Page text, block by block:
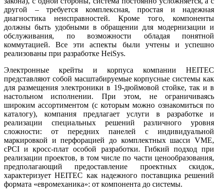
другой – требуется комплексная, простая и надежная
диагностика неисправностей. Кроме того, компоненты
должны быть удобными в обращении для модернизации и
обслуживания, по возможности обладая понятной
коммутацией. Все эти аспекты были учтены и успешно
реализованы при разработке HeiSys.
Электронные крейты и корпуса компании HEITEC
представляют собой масштабируемые корпусные системы как
для размещения электроники в 19‑дюймовой стойке, так и в
настольном исполнении. При этом, не ограничиваясь
широким ассортиментом (с которым можно ознакомиться по
каталогу), компания предлагает услуги в разработке и
реализации специальных решений различного уровня
сложности: от передних панелей с индивидуальной
маркировкой и перфорацией до комплектных шасси VME,
cPCI и кросс‑плат особой разработки. Гибкий подход при
реализации проектов, в том числе по части ценообразования,
предполагающий предоставление проектных скидок,
характеризует HEITEC как надежного поставщика решений
формата «евромеханика»: от компонента до системы.